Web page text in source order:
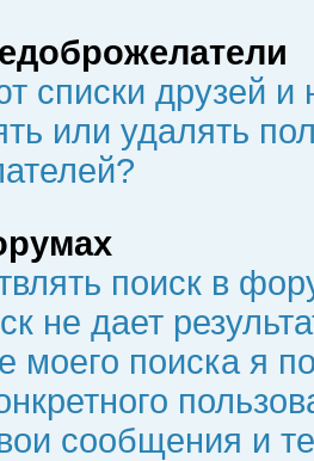
списки друзей
или удалять
поиск в
не дает
моего поиска я
сообщения и